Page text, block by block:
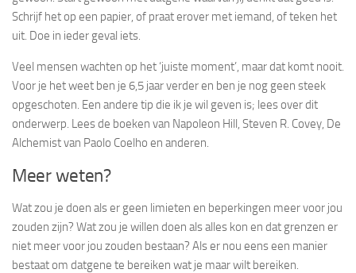
Schrijf het op een papier, of praat erover met iemand, of teken het
uit. Doe in ieder geval iets.
Veel mensen wachten op het ‘juiste moment’, maar dat komt nooit.
Voor je het weet ben je 6,5 jaar verder en ben je nog geen steek
opgeschoten. Een andere tip die ik je wil geven is; lees over dit
onderwerp. Lees de boeken van Napoleon Hill, Steven R. Covey, De
Alchemist van Paolo Coelho en anderen.
Meer weten?
Wat zou je doen als er geen limieten en beperkingen meer voor jou
zouden zijn? Wat zou je willen doen als alles kon en dat grenzen er
niet meer voor jou zouden bestaan? Als er nou eens een manier
bestaat om datgene te bereiken wat je maar wilt bereiken.